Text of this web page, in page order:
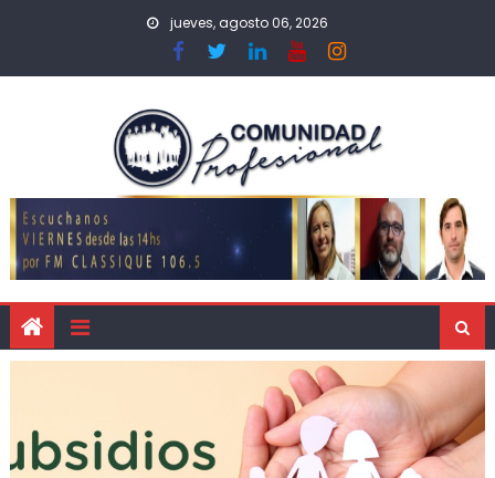
jueves, agosto 06, 2026